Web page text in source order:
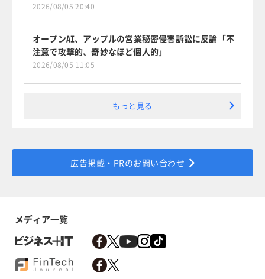
2026/08/05 20:40
オープンAI、アップルの営業秘密侵害訴訟に反論「不
注意で攻撃的、奇妙なほど個人的」
2026/08/05 11:05
もっと見る
広告掲載・PRのお問い合わせ
メディア一覧